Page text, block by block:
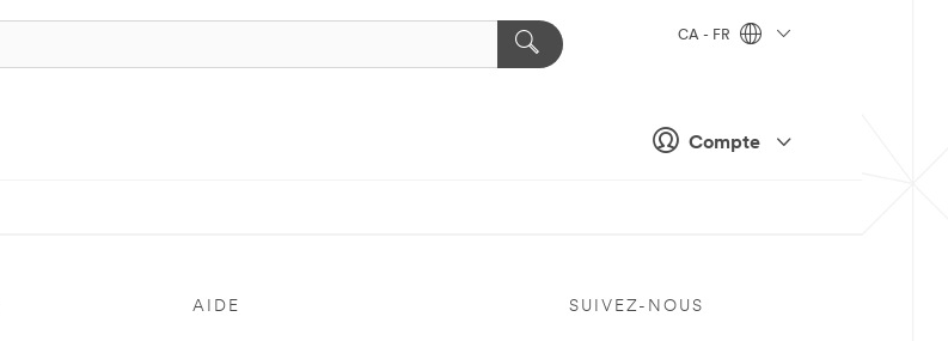
Compte
CA - FR
AIDE SUIVEZ-NOUS